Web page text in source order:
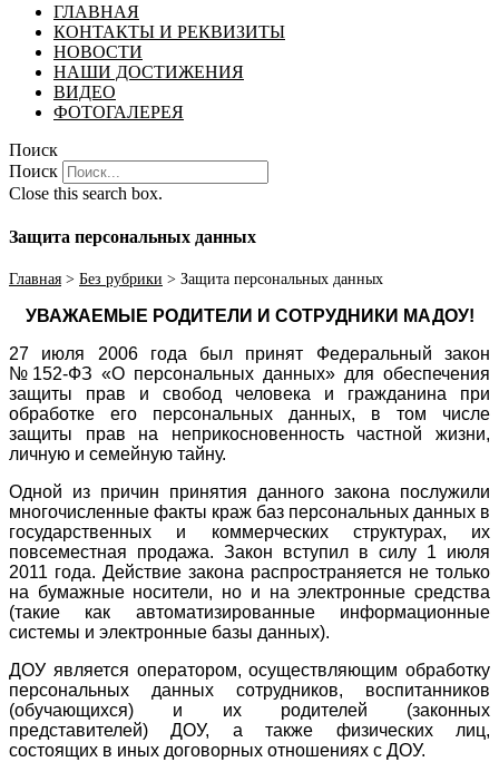
ГЛАВНАЯ
КОНТАКТЫ И РЕКВИЗИТЫ
НОВОСТИ
НАШИ ДОСТИЖЕНИЯ
ВИДЕО
ФОТОГАЛЕРЕЯ
Поиск
Поиск
Close this search box.
Защита персональных данных
Главная > Без рубрики > Защита персональных данных
УВАЖАЕМЫЕ РОДИТЕЛИ И СОТРУДНИКИ МАДОУ!
27 июля 2006 года был принят Федеральный закон
№152-ФЗ «О персональных данных» для обеспечения
защиты прав и свобод человека и гражданина при
обработке его персональных данных, в том числе
защиты прав на неприкосновенность частной жизни,
личную и семейную тайну.
Одной из причин принятия данного закона послужили
многочисленные факты краж баз персональных данных в
государственных и коммерческих структурах, их
повсеместная продажа. Закон вступил в силу 1 июля
2011 года. Действие закона распространяется не только
на бумажные носители, но и на электронные средства
(такие как автоматизированные информационные
системы и электронные базы данных).
ДОУ является оператором, осуществляющим обработку
персональных данных сотрудников, воспитанников
(обучающихся) и их родителей (законных
представителей) ДОУ, а также физических лиц,
состоящих в иных договорных отношениях с ДОУ.